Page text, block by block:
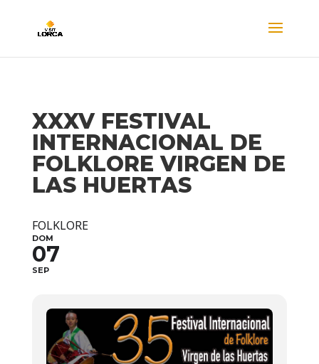
XXXV FESTIVAL
INTERNACIONAL DE
FOLKLORE VIRGEN DE
LAS HUERTAS
FOLKLORE
DOM
07
SEP